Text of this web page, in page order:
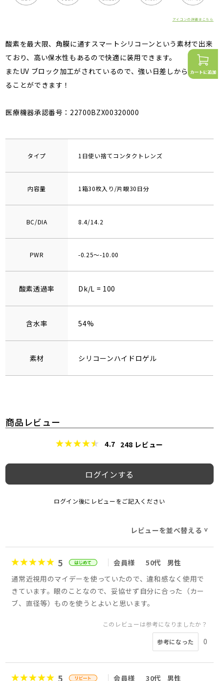
アイコンの詳細はこちら
酸素を最大限、角膜に通すスマートシリコーンという素材で出来
ており、高い保水性もあるので快適に装用できます。
またUV ブロック加工がされているので、強い日差しから眼を守
ることができます！
医療機器承認番号：22700BZX00320000
タイプ 1日使い捨てコンタクトレンズ
内容量 1箱30枚入り/片眼30日分
BC/DIA 8.4/14.2
PWR -0.25～-10.00
酸素透過率 Dk/L = 100
含水率 54%
素材 シリコーンハイドロゲル
商品レビュー
4.7 248 レビュー
ログインする
ログイン後にレビューをご記入ください
レビューを並べ替える >
5 会員様 50代
男性
通常近視用のマイデーを使っていたので、違和感なく使用で
きています。眼のことなので、妥協せず自分に合った（カー
ブ、直径等）ものを使うとよいと思います。
このレビューは参考になりましたか？
参考になった 0
5 会員様 30代
男性